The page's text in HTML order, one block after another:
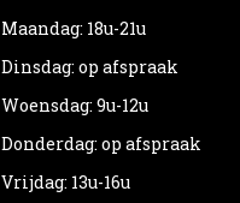
Maandag: 18u-21u
Dinsdag: op afspraak
Woensdag: 9u-12u
Donderdag: op afspraak
Vrijdag: 13u-16u